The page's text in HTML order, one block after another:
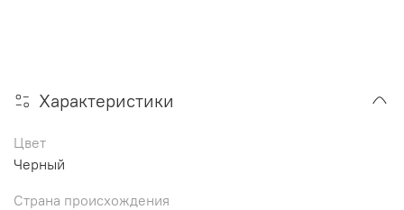
Характеристики
Цвет
Черный
Страна происхождения